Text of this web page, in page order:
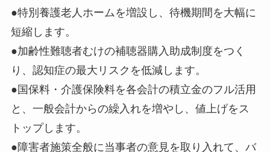
●特別養護老人ホームを増設し、待機期間を大幅に
短縮します。
●加齢性難聴者むけの補聴器購入助成制度をつく
り、認知症の最大リスクを低減します。
●国保料・介護保険料を各会計の積立金のフル活用
と、一般会計からの繰入れを増やし、値上げをス
トップします。
●障害者施策全般に当事者の意見を取り入れて、バ